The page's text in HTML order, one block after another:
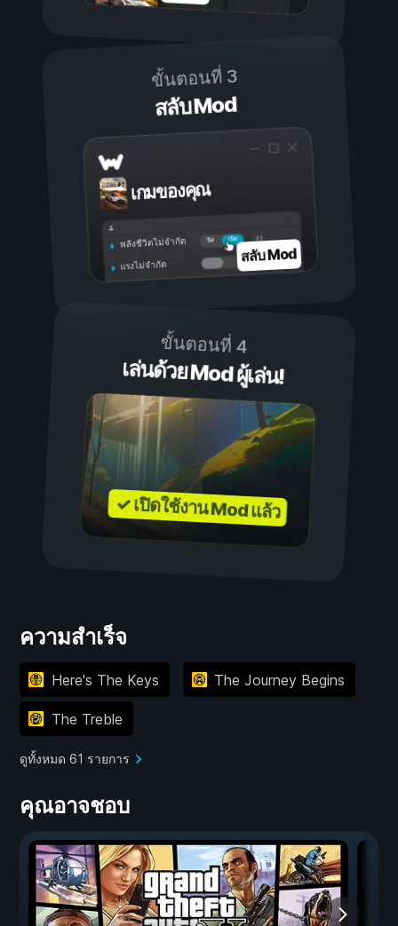
ขั้นตอนที่ 3
สลับ Mod
เกมของคุณ
เปิด
ปิด
พลังชีวิตไม่จำกัด
แรงไม่จำกัด สลับ Mod
ขั้นตอนที่ 4
เล่นด้วย Mod ผู้เล่น!
✓ เปิดใช้งาน Mod แล้ว
ความสำเร็จ
Here's The Keys The Journey Begins
The Treble
ดูทั้งหมด 61 รายการ
คุณอาจชอบ